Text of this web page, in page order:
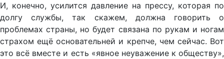
И, конечно, усилится давление на прессу, которая по
долгу службы, так скажем, должна говорить о
проблемах страны, но будет связана по рукам и ногам
страхом ещё основательней и крепче, чем сейчас. Вот
это всё вместе и есть «явное неуважение к обществу»,